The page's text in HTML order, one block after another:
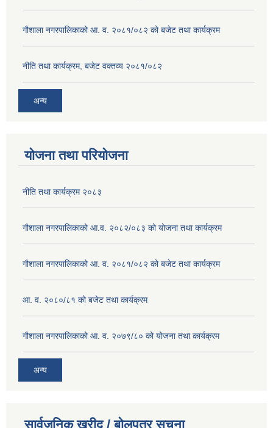
गौशाला नगरपालिकाको आ. व. २०८१/०८२ को बजेट तथा कार्यक्रम
नीति तथा कार्यक्रम, बजेट वक्तव्य २०८१/०८२
अन्य
योजना तथा परियोजना
नीति तथा कार्यक्रम २०८३
गौशाला नगरपालिकाको आ.व. २०८२/०८३ को योजना तथा कार्यक्रम
गौशाला नगरपालिकाको आ. व. २०८१/०८२ को बजेट तथा कार्यक्रम
आ. व. २०८०/८१ को बजेट तथा कार्यक्रम
गौशाला नगरपालिकाको आ. व. २०७९/८० को योजना तथा कार्यक्रम
अन्य
सार्वजनिक खरीद / बोलपत्र सूचना